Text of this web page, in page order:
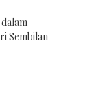
Sembilan